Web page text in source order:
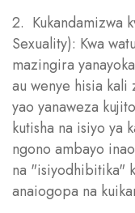
2. Kukandamizwa
Sexuality): Kwa
mazingira
au wenye hisia kali
yao yanaweza
kutisha na isiyo ya
ngono ambayo
na "isiyodhibitika"
anaiogopa na